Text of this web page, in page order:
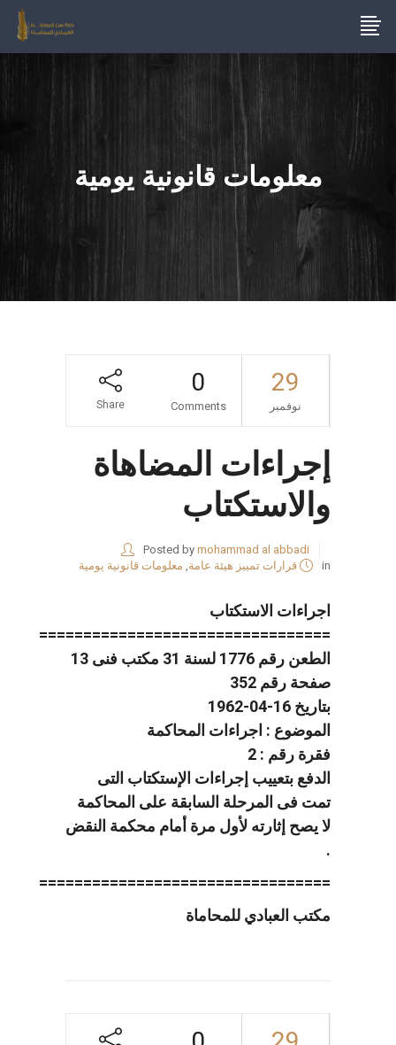
معلومات قانونية يومية
29
نوفمبر
0
Comments
Share
إجراءات المضاهاة
والاستكتاب
Posted by mohammad al abbadi
in
قرارات تمييز هيئة عامة, معلومات قانونية يومية
اجراءات الاستكتاب
=================================
الطعن رقم 1776 لسنة 31 مكتب فنى 13
صفحة رقم 352
بتاريخ 16-04-1962
الموضوع : اجراءات المحاكمة
فقرة رقم : 2
الدفع بتعييب إجراءات الإستكتاب التى
تمت فى المرحلة السابقة على المحاكمة
لا يصح إثارته لأول مرة أمام محكمة النقض
.
=================================
مكتب العبادي للمحاماة